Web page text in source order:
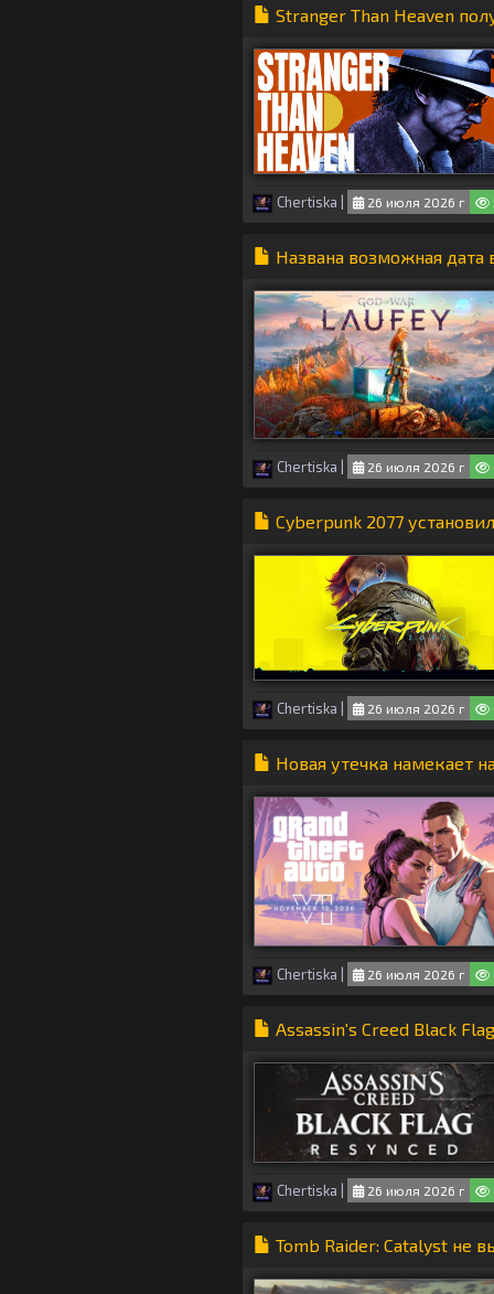
Stranger Than Heaven
Chertiska | 26 июля 2026 г
Названа возможная дата
Chertiska 26 июля 2026 г
Cyberpunk 2077
Chertiska 26 июля 2026 г
Новая утечка намекает
Chertiska | 26 июля 2026 г
Assassin's Creed Black
Chertiska 26 июля 2026 г
Tomb Raider: Catalyst не